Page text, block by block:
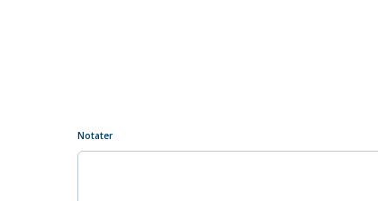
Notater